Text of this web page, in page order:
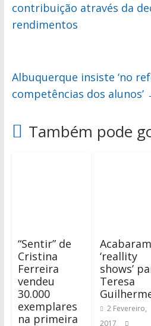
contribuição através da
rendimentos
Albuquerque insiste ‘no
competências dos alunos’
Também pode
“Sentir” de
Cristina
Ferreira
vendeu
30.000
exemplares
na primeira
‘reallity
shows’
Teresa
2 Fevereiro,
2017